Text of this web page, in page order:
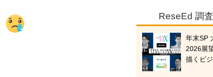
ReseEd 調
年末SP
2026展
描くビ